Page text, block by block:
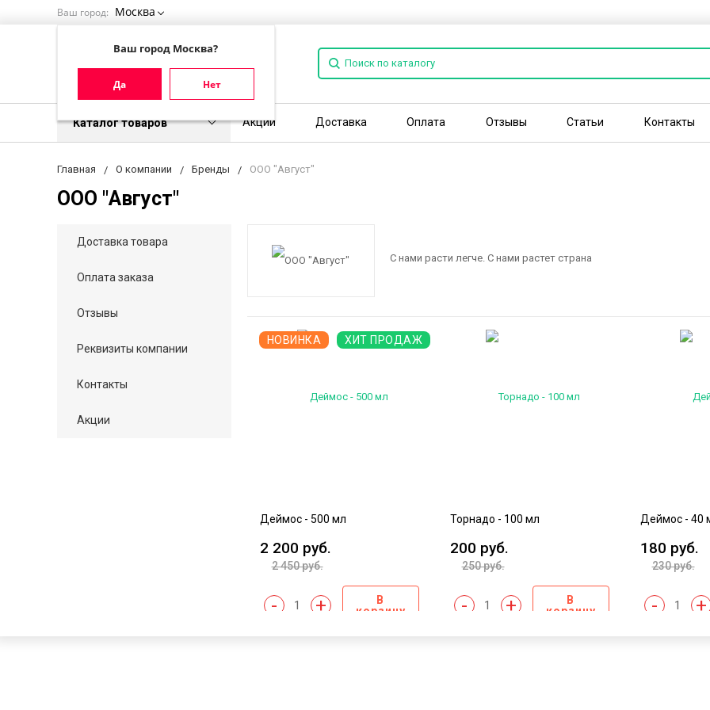
Ваш город: Москва
Ваш город Москва?
Да Нет
Каталог товаров Акции Доставка Оплата Отзывы Статьи Контакты
Главная О компании Бренды ООО "Август"
ООО "Август"
Доставка товара
Оплата заказа
Отзывы
Реквизиты компании
Контакты
Акции
С нами расти легче. С нами растет страна
НОВИНКА ХИТ ПРОДАЖ
Деймос - 500 мл
2 200 руб.
2 450 руб.
- +
В
корзину
Торнадо - 100 мл
200 руб.
250 руб.
- +
В
корзину
Деймос - 40
180 руб.
230 руб.
- +